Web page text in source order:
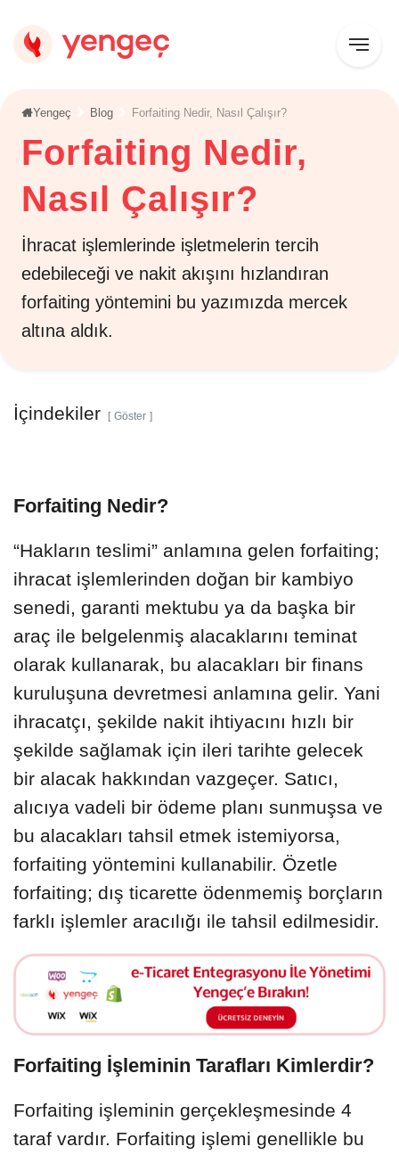
Yengeç Blog Forfaiting Nedir, Nasıl Çalışır?
Forfaiting Nedir,
Nasıl Çalışır?
İhracat işlemlerinde işletmelerin tercih
edebileceği ve nakit akışını hızlandıran
forfaiting yöntemini bu yazımızda mercek
altına aldık.
Forfaiting Nedir?
“Hakların teslimi” anlamına gelen forfaiting;
ihracat işlemlerinden doğan bir kambiyo
senedi, garanti mektubu ya da başka bir
araç ile belgelenmiş alacaklarını teminat
olarak kullanarak, bu alacakları bir finans
kuruluşuna devretmesi anlamına gelir. Yani
ihracatçı, şekilde nakit ihtiyacını hızlı bir
şekilde sağlamak için ileri tarihte gelecek
bir alacak hakkından vazgeçer. Satıcı,
alıcıya vadeli bir ödeme planı sunmuşsa ve
bu alacakları tahsil etmek istemiyorsa,
forfaiting yöntemini kullanabilir. Özetle
forfaiting; dış ticarette ödenmemiş borçların
farklı işlemler aracılığı ile tahsil edilmesidir.
Forfaiting İşleminin Tarafları Kimlerdir?
Forfaiting işleminin gerçekleşmesinde 4
taraf vardır. Forfaiting işlemi genellikle bu
İçindekiler Göster